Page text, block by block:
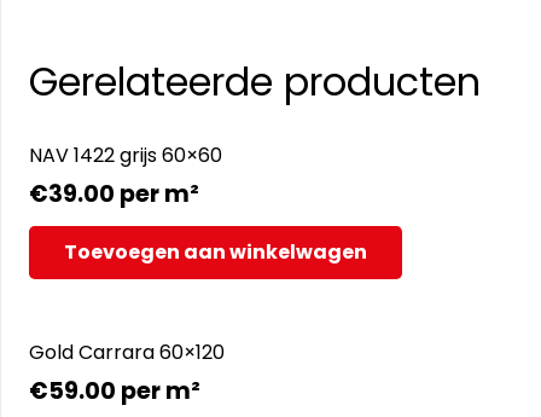
Gerelateerde producten
NAV 1422 grijs 60×60
€39.00 per m²
Toevoegen aan winkelwagen
Gold Carrara 60×120
€59.00 per m²